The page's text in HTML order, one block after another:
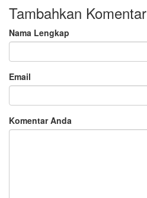
Tambahkan Komentar
Nama Lengkap
Email
Komentar Anda